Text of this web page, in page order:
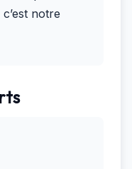
notre